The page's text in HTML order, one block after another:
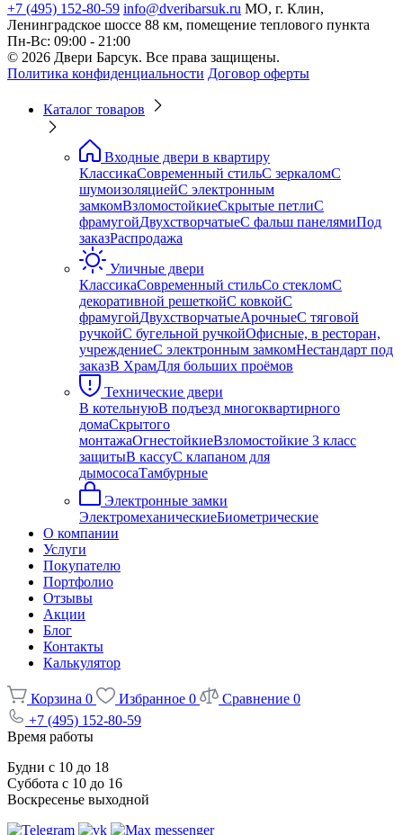
+7 (495) 152-80-59 info@dveribarsuk.ru МО, г. Клин,
Ленинградское шоссе 88 км, помещение теплового пункта
Пн-Вс: 09:00 - 21:00
© 2026 Двери Барсук. Все права защищены.
Политика конфиденциальности Договор оферты
Каталог товаров
Входные двери в квартиру
КлассикаСовременный стильС зеркаломС
шумоизоляциейС электронным
замкомВзломостойкиеСкрытые петлиС
фрамугойДвухстворчатыеС фальш панелямиПод
заказРаспродажа
Уличные двери
КлассикаСовременный стильСо стекломС
декоративной решеткойС ковкойС
фрамугойДвухстворчатыеАрочныеС тяговой
ручкойС бугельной ручкойОфисные, в ресторан,
учреждениеС электронным замкомНестандарт под
заказВ ХрамДля больших проёмов
Технические двери
В котельнуюВ подъезд многоквартирного
домаСкрытого
монтажаОгнестойкиеВзломостойкие 3 класс
защитыВ кассуС клапаном для
дымососаТамбурные
Электронные замки
ЭлектромеханическиеБиометрические
О компании
Услуги
Покупателю
Портфолио
Отзывы
Акции
Блог
Контакты
Калькулятор
Корзина 0 Избранное 0 Сравнение 0
+7 (495) 152-80-59
Время работы
Будни с 10 до 18
Суббота с 10 до 16
Воскресенье выходной